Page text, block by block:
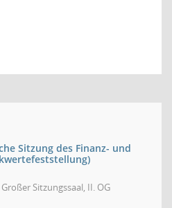
Sitzung des Finanz- und
Sitzungssaal, II. OG